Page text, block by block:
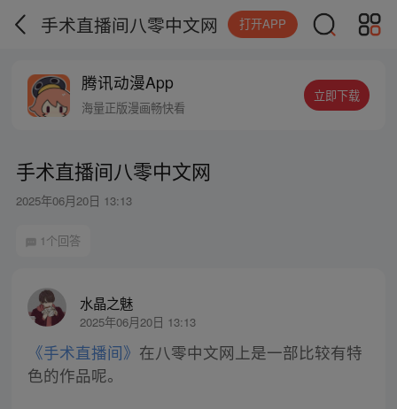
手术直播间八零中文网 打开APP
腾讯动漫App
海量正版漫画畅快看
立即下载
手术直播间八零中文网
2025年06月20日 13:13
1个回答
水晶之魅
2025年06月20日 13:13
《手术直播间》 在八零中文网上是一部比较有特
色的作品呢。